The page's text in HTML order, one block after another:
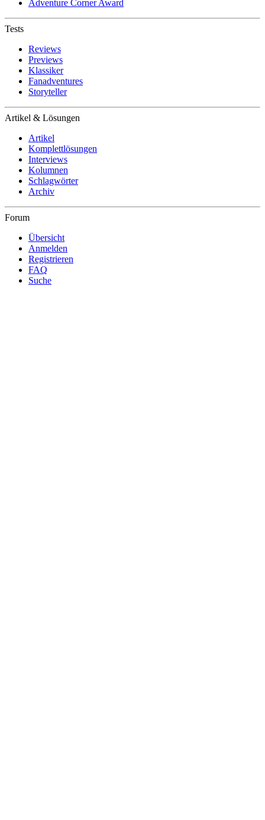
Adventure Corner Award
Tests
Reviews
Previews
Klassiker
Fanadventures
Storyteller
Artikel & Lösungen
Artikel
Komplettlösungen
Interviews
Kolumnen
Schlagwörter
Archiv
Forum
Übersicht
Anmelden
Registrieren
FAQ
Suche